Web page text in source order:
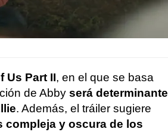
Us Part II, en el que se basa
de Abby será determinante
. Además, el tráiler sugiere
compleja y oscura de los